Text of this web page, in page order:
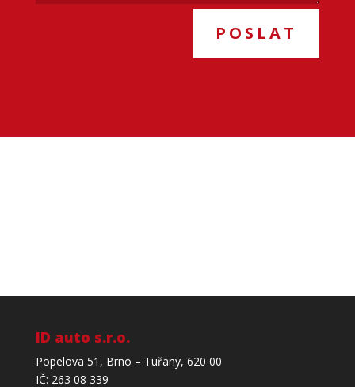
POSLAT
ID auto s.r.o.
Popelova 51, Brno – Tuřany, 620 00
IČ: 263 08 339